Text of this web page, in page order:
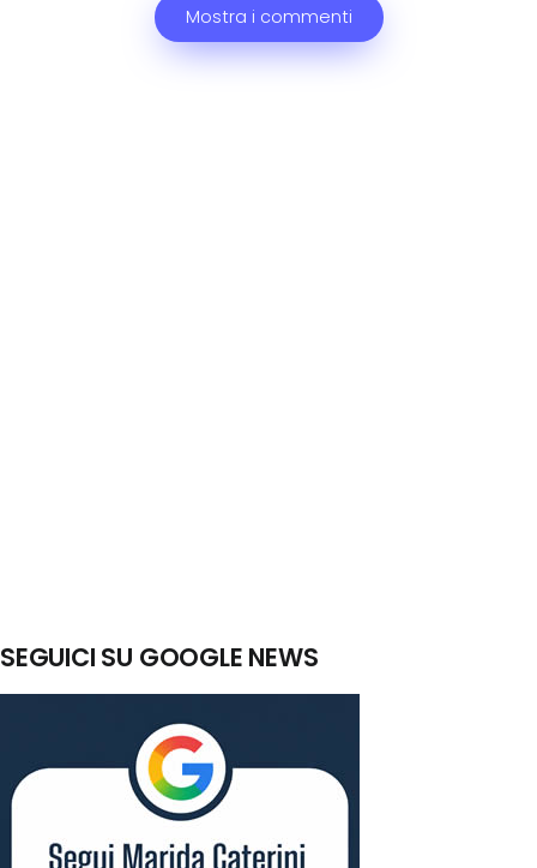
Mostra i commenti
SEGUICI SU GOOGLE NEWS